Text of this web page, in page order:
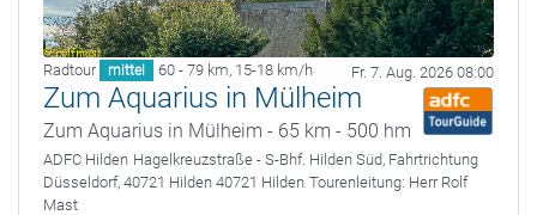
Radtour mittel 60 - 79 km, 15-18 km/h Fr. 7. Aug. 2026 08:00
Zum Aquarius in Mülheim
Zum Aquarius in Mülheim - 65 km - 500 hm
ADFC Hilden Hagelkreuzstraße - S-Bhf. Hilden Süd, Fahrtrichtung
Düsseldorf, 40721 Hilden 40721 Hilden Tourenleitung: Herr Rolf
Mast